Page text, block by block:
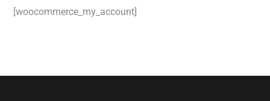
[woocommerce_my_account]